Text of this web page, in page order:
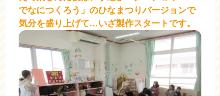
でなにつくろう」のひなまつりバージョンで
気分を盛り上げて…いざ製作スタートです。